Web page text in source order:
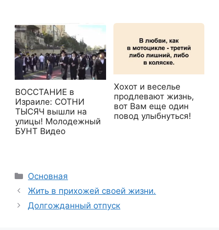
ВОССТАНИЕ в
Израиле: СОТНИ
ТЫСЯЧ вышли на
улицы! Молодежный
БУНТ Видео
Хохот и веселье
продлевают жизнь,
вот Вам еще один
повод улыбнуться!
Рубрики
Основная
Жить в прихожей своей жизни.
Долгожданный отпуск